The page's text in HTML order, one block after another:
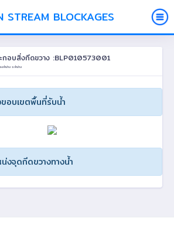
STREAM BLOCKAGES
กอบสิ่งกีดขวาง :BLP010573001
ลำปาง จ.ลำปาง
อบเขตพื้นที่รับน้ำ
งจุดกีดขวางทางน้ำ